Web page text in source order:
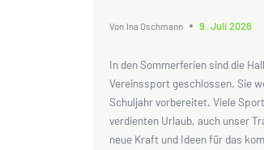
Von Ina Oschmann 9. Juli 2026
In den Sommerferien sind die
Vereinssport geschlossen. Sie
Schuljahr vorbereitet. Viele
verdienten Urlaub, auch unser
neue Kraft und Ideen für das